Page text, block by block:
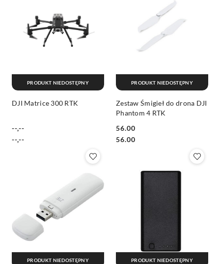
DJI Matrice 300 RTK
Cena:
--,--
Cena:
--,--
PRODUKT NIEDOSTĘPNY
Zestaw Śmigieł do drona DJI
Phantom 4 RTK
Cena:
56.00
Cena:
56.00
PRODUKT NIEDOSTĘPNY
PRODUKT NIEDOSTĘPNY PRODUKT NIEDOSTĘPNY